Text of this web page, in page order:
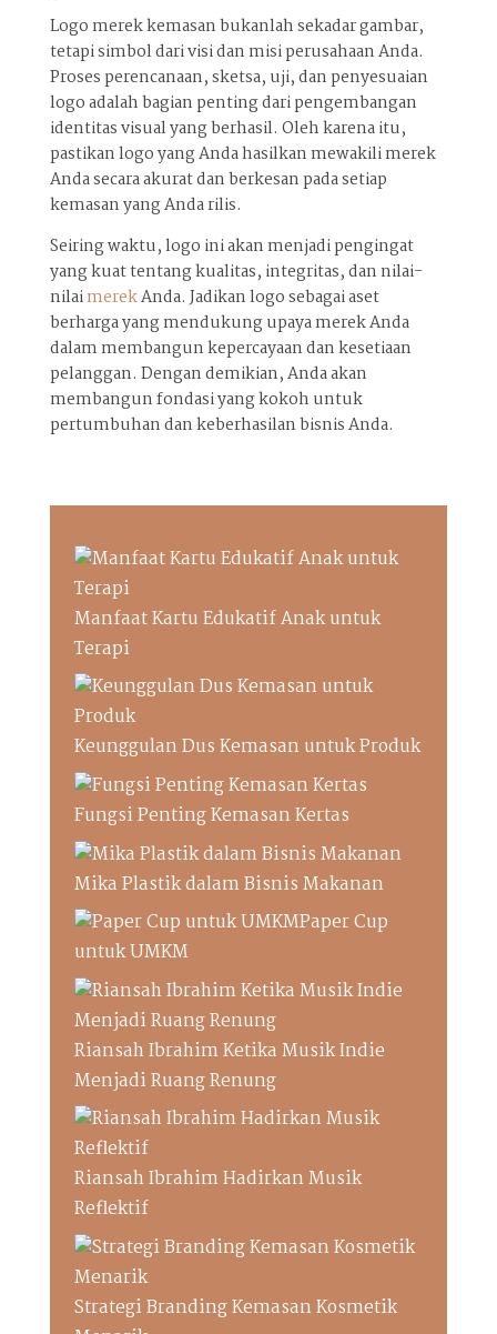
Logo merek kemasan bukanlah sekadar gambar,
tetapi simbol dari visi dan misi perusahaan Anda.
Proses perencanaan, sketsa, uji, dan penyesuaian
logo adalah bagian penting dari pengembangan
identitas visual yang berhasil. Oleh karena itu,
pastikan logo yang Anda hasilkan mewakili merek
Anda secara akurat dan berkesan pada setiap
kemasan yang Anda rilis.
Seiring waktu, logo ini akan menjadi pengingat
yang kuat tentang kualitas, integritas, dan nilai-
nilaimerekAnda. Jadikan logo sebagai aset
berharga yang mendukung upaya merek Anda
dalam membangun kepercayaan dan kesetiaan
pelanggan. Dengan demikian, Anda akan
membangun fondasi yang kokoh untuk
pertumbuhan dan keberhasilan bisnis Anda.
Manfaat Kartu Edukatif Anak untuk
Terapi
Keunggulan Dus Kemasan untuk Produk
Fungsi Penting Kemasan Kertas
Mika Plastik dalam Bisnis Makanan
Paper Cup
untuk UMKM
Riansah Ibrahim Ketika Musik Indie
Menjadi Ruang Renung
Riansah Ibrahim Hadirkan Musik
Reflektif
Strategi Branding Kemasan Kosmetik